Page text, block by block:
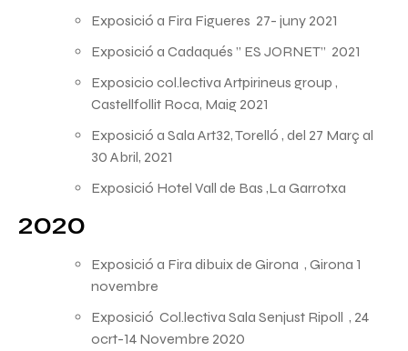
Exposició a Fira Figueres 27- juny 2021
Exposició a Cadaqués ” ES JORNET” 2021
Exposicio col.lectiva Artpirineus group ,
Castellfollit Roca, Maig 2021
Exposició a Sala Art32, Torelló , del 27 Març al
30 Abril, 2021
Exposició Hotel Vall de Bas ,La Garrotxa
2020
Exposició a Fira dibuix de Girona , Girona 1
novembre
Exposició Col.lectiva Sala Senjust Ripoll , 24
ocrt-14 Novembre 2020